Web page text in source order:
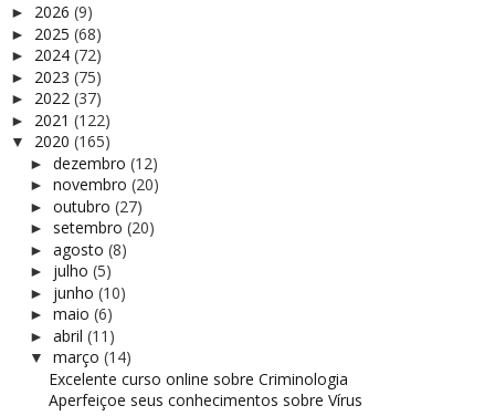
► 2026 (9)
► 2025 (68)
► 2024 (72)
► 2023 (75)
► 2022 (37)
► 2021 (122)
▼ 2020 (165)
► dezembro (12)
► novembro (20)
► outubro (27)
► setembro (20)
► agosto (8)
► julho (5)
► junho (10)
► maio (6)
► abril (11)
▼ março (14)
Excelente curso online sobre Criminologia
Aperfeiçoe seus conhecimentos sobre Vírus